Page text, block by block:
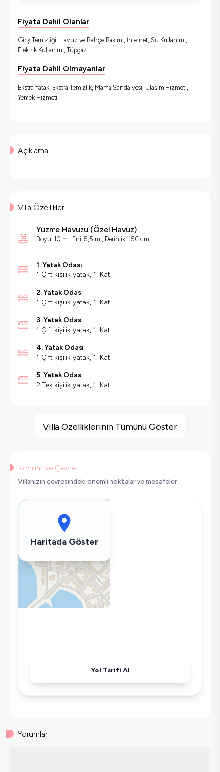
Fiyata Dahil Olanlar
Giriş Temizliği, Havuz ve Bahçe Bakımı, İnternet, Su Kullanımı,
Elektrik Kullanımı, Tüpgaz
Fiyata Dahil Olmayanlar
Ekstra Yatak, Ekstra Temizlik, Mama Sandalyesi, Ulaşım Hizmeti,
Yemek Hizmeti
Açıklama
Villa Özellikleri
Yüzme Havuzu (Özel Havuz)
Boyu: 10 m , Eni: 5,5 m , Derinlik: 150 cm
1. Yatak Odası
1 Çift kişilik yatak, 1. Kat
2. Yatak Odası
1 Çift kişilik yatak, 1. Kat
3. Yatak Odası
1 Çift kişilik yatak, 1. Kat
4. Yatak Odası
1 Çift kişilik yatak, 1. Kat
5. Yatak Odası
2 Tek kişilik yatak, 1. Kat
Deniz Manzarası
Geniş Ailelere Uygun
Langırt
Saç Kurutma Makinası
Bulaşık Makinesi
Klima
Wifi / İnternet
Tost Makinesi
Mikrodalga
Villa Özelliklerinin Tümünü Göster
Konum ve Çevre
Villanızın çevresindeki önemli noktalar ve mesafeler
Haritada Göster
Yol Tarifi Al
Yorumlar